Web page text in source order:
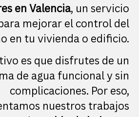
en Valencia, un servicio
mejorar el control del
en tu vivienda o edificio.
es que disfrutes de un
de agua funcional y sin
complicaciones. Por eso,
nuestros trabajos